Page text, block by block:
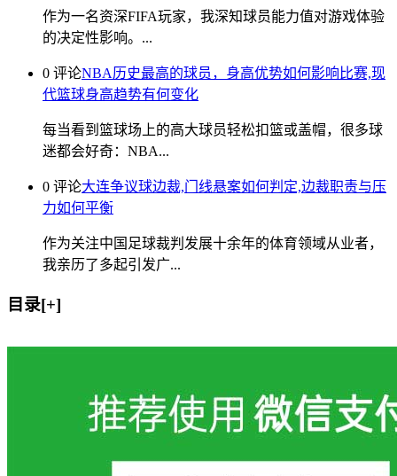
作为一名资深FIFA玩家，我深知球员能力值对游戏体验
的决定性影响。...
0 评论NBA历史最高的球员，身高优势如何影响比赛,现
代篮球身高趋势有何变化
每当看到篮球场上的高大球员轻松扣篮或盖帽，很多球
迷都会好奇：NBA...
0 评论大连争议球边裁,门线悬案如何判定,边裁职责与压
力如何平衡
作为关注中国足球裁判发展十余年的体育领域从业者，
我亲历了多起引发广...
目录[+]